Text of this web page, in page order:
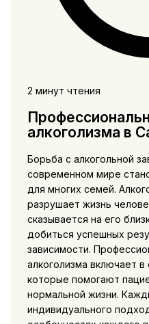
2 минут чтения
алкоголизма в
Борьба с алкогольной
современном мире
для многих семей.
разрушает жизнь
сказывается на его
добиться успешных
зависимости.
алкоголизма включает
которые помогают
нормальной жизни.
индивидуального